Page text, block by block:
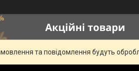
та повідомлення будуть